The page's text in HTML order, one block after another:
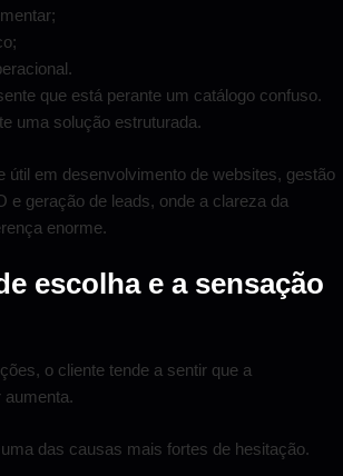
que está perante um catálogo confuso.
uma solução estruturada.
útil em desenvolvimento de websites, gestão
e geração de leads, onde a clareza da
enorme.
escolha e a sensação
o cliente tende a sentir que a
aumenta.
das causas mais fortes de hesitação.